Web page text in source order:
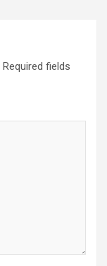
Required fields